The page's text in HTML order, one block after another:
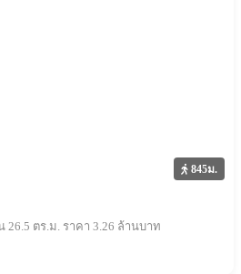
845ม.
26.5 ตร.ม. ราคา 3.26 ล้านบาท